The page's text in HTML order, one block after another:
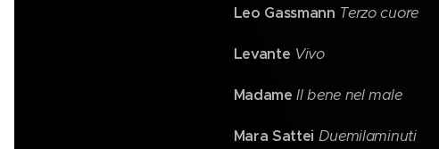
Leo Gassmann Terzo cuore
Levante Vivo
Madame Il bene nel male
Mara Sattei Duemilaminuti